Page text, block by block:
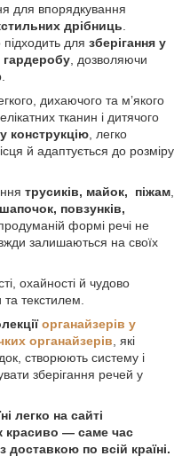
для впорядкування
дрібниць
для зберігання у
, дозволяючи
дихаючого та м’якого
тканин і дитячого
конструкцію , легко
й адаптується до розміру
трусиків, майок, піжам
повзунків,
формі речі не
залишаються на своїх
охайності й чудово
текстилем.
органайзерів у
органайзерів , які
створюють систему і
зберігання речей у
легко на сайті
красиво — саме час
по всій країні.